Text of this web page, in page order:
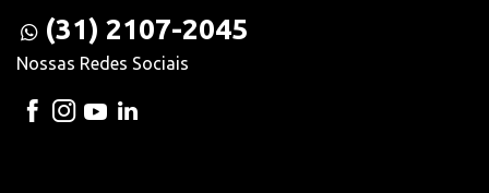
(31) 2107-2045
Nossas Redes Sociais